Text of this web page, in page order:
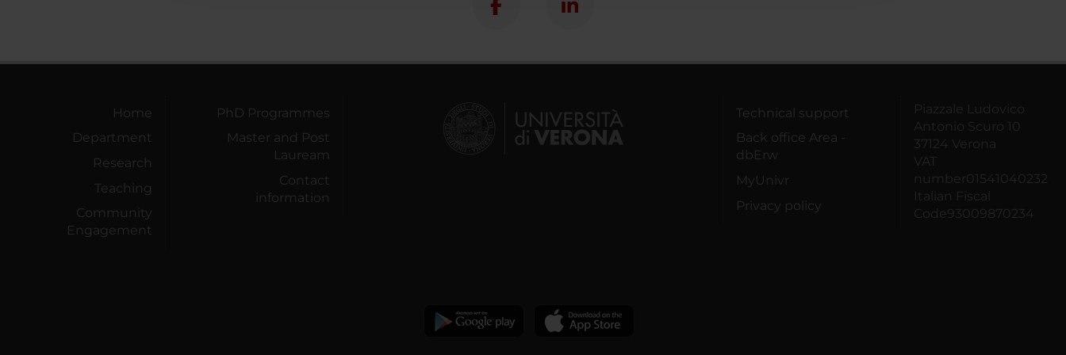
Home
Department
Research
Teaching
Community
Engagement
PhD Programmes
Master and Post
Lauream
Contact
information
Technical support
Back office Area -
dbErw
MyUnivr
Privacy policy
Piazzale Ludovico
Antonio Scuro 10
37124 Verona
VAT
number01541040232
Italian Fiscal
Code93009870234